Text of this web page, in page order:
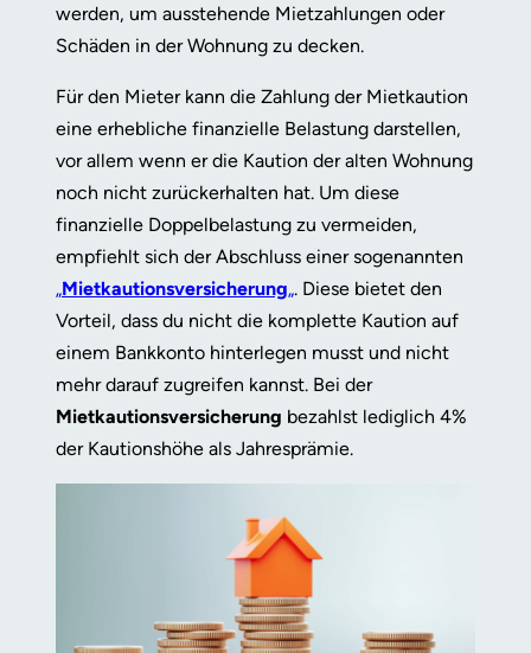
werden, um ausstehende Mietzahlungen oder
Schäden in der Wohnung zu decken.
Für den Mieter kann die Zahlung der Mietkaution
eine erhebliche finanzielle Belastung darstellen,
vor allem wenn er die Kaution der alten Wohnung
noch nicht zurückerhalten hat. Um diese
finanzielle Doppelbelastung zu vermeiden,
empfiehlt sich der Abschluss einer sogenannten
„Mietkautionsversicherung„. Diese bietet den
Vorteil, dass du nicht die komplette Kaution auf
einem Bankkonto hinterlegen musst und nicht
mehr darauf zugreifen kannst. Bei der
Mietkautionsversicherung bezahlst lediglich 4%
der Kautionshöhe als Jahresprämie.